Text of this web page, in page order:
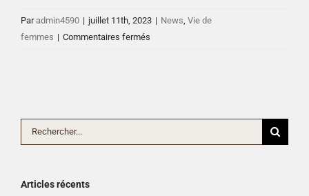
Paradmin4590 | juillet 11th, 2023 | News Vie de
femmes | Commentaires fermés
le
Rechercher:
Articles récents